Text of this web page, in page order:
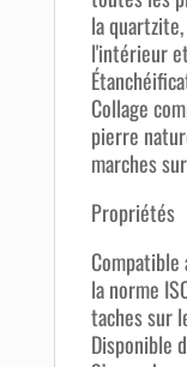
la
l'intérieur
Collage
pierre
marches
Propriétés
la norme
taches sur
Disponible